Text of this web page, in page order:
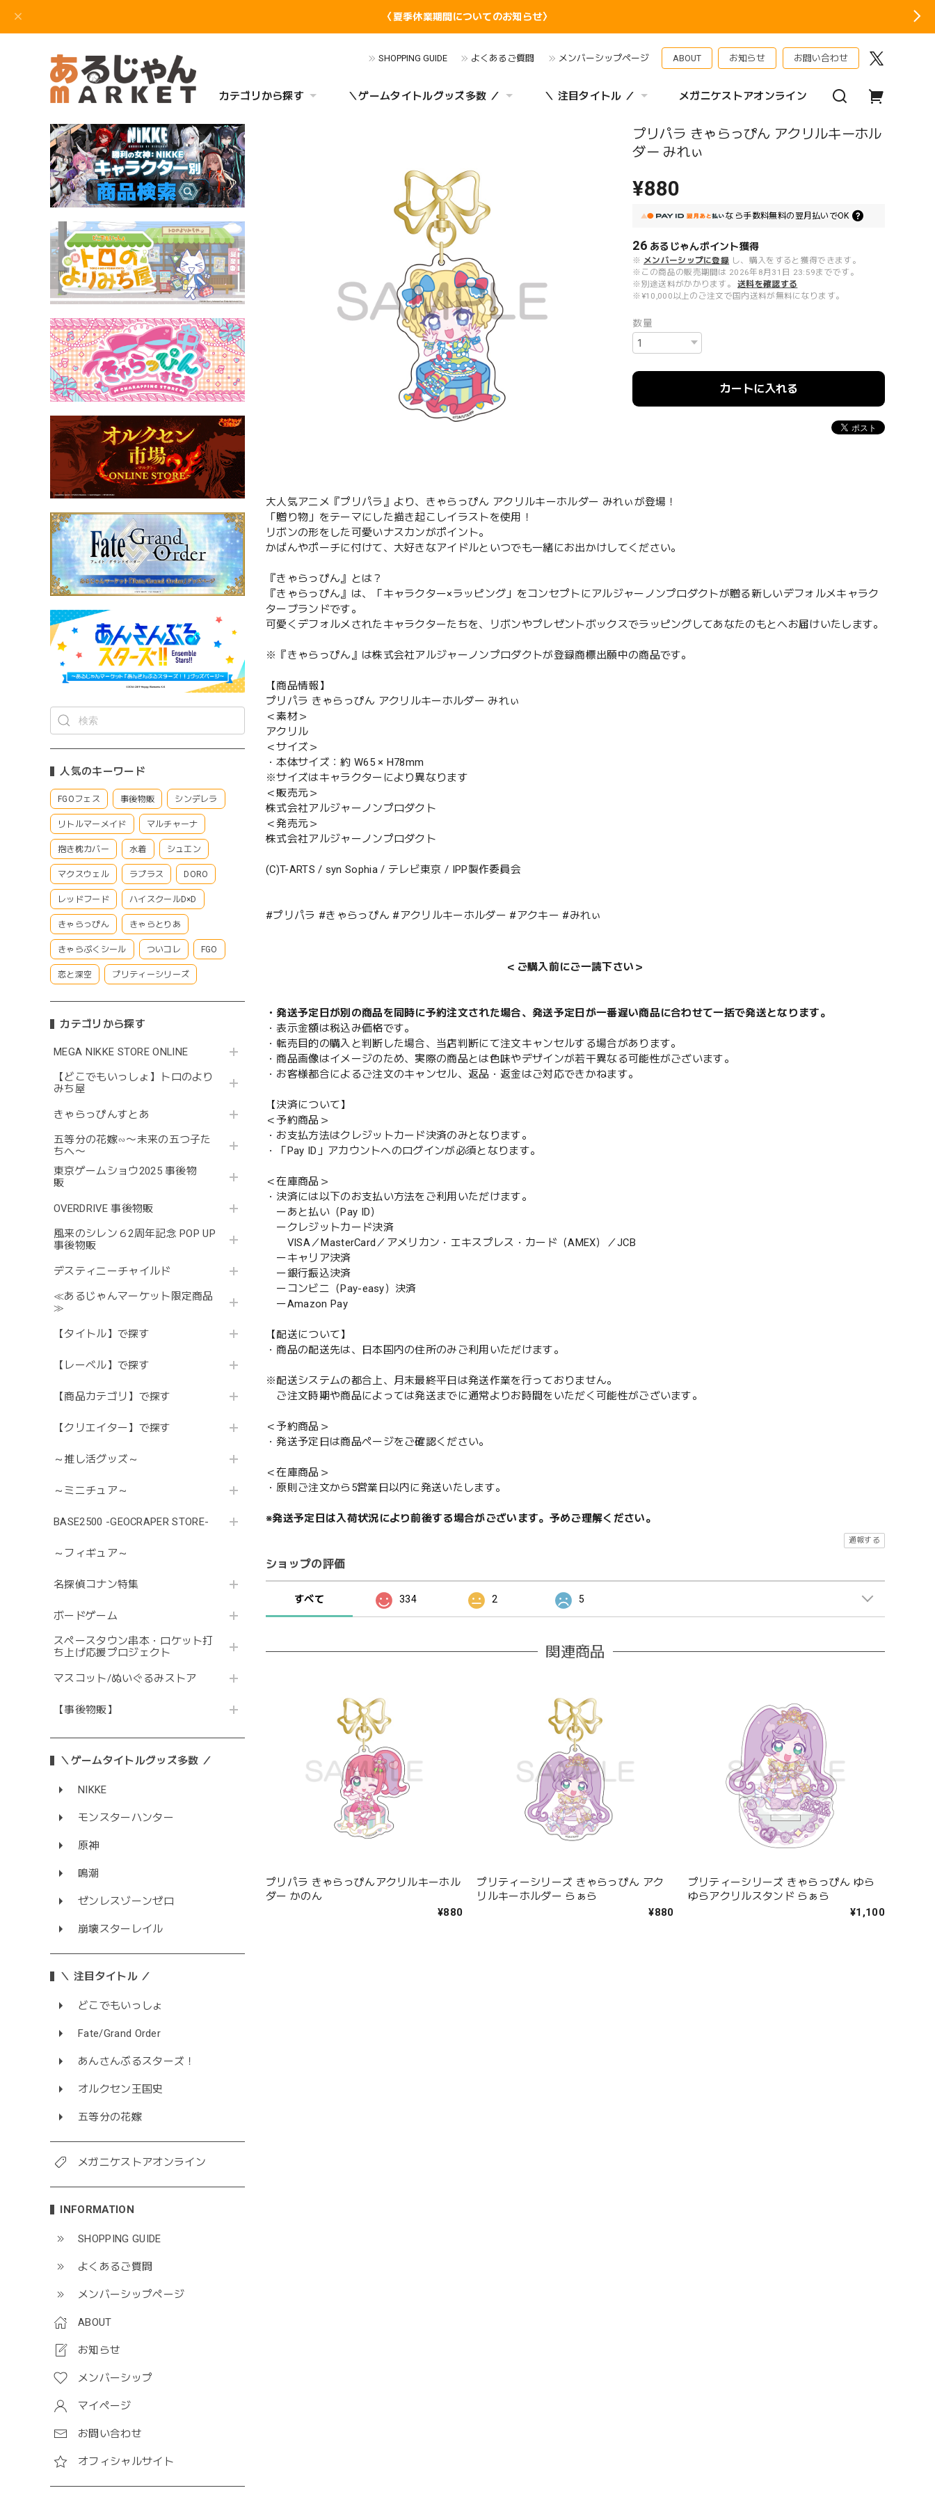
〈夏季休業期間についてのお知らせ〉
SHOPPING GUIDE よくあるご質問 メンバーシップページ ABOUT お知らせ お問い合わせ
カテゴリから探す ＼ゲームタイトルグッズ多数 ／ ＼ 注目タイトル ／ メガニケストアオンライン
人気のキーワード
FGOフェス 事後物販 シンデレラ
リトルマーメイド マルチャーナ
抱き枕カバー 水着 シュエン
マクスウェル ラプラス DORO
レッドフード ハイスクールD×D
きゃらっぴん きゃらとりあ
きゃらぷくシール ついコレ FGO
恋と深空 プリティーシリーズ
カテゴリから探す
MEGA NIKKE STORE ONLINE
【どこでもいっしょ】トロのより
みち屋
きゃらっぴんすとあ
五等分の花嫁∽〜未来の五つ子た
ちへ〜
東京ゲームショウ2025 事後物
販
OVERDRIVE 事後物販
風来のシレン６2周年記念 POP UP
事後物販
デスティニーチャイルド
≪あるじゃんマーケット限定商品
≫
【タイトル】で探す
【レーベル】で探す
【商品カテゴリ】で探す
【クリエイター】で探す
～推し活グッズ～
～ミニチュア～
BASE2500 -GEOCRAPER STORE-
～フィギュア～
名探偵コナン特集
ボードゲーム
スペースタウン串本・ロケット打
ち上げ応援プロジェクト
マスコット/ぬいぐるみストア
【事後物販】
＼ゲームタイトルグッズ多数 ／
NIKKE
モンスターハンター
原神
鳴潮
ゼンレスゾーンゼロ
崩壊スターレイル
＼ 注目タイトル ／
どこでもいっしょ
Fate/Grand Order
あんさんぶるスターズ！
オルクセン王国史
五等分の花嫁
メガニケストアオンライン
INFORMATION
SHOPPING GUIDE
よくあるご質問
メンバーシップページ
ABOUT
お知らせ
メンバーシップ
マイページ
お問い合わせ
オフィシャルサイト
プリパラ きゃらっぴん アクリルキーホル
ダー みれぃ
¥880
なら手数料無料の 翌月払いでOK
26 あるじゃんポイント獲得
※ メンバーシップに登録 し、購入をすると獲得できます。
※この商品の販売期間は 2026年8月31日 23:59までです。
※別途送料がかかります。
送料を確認する
※¥10,000以上のご注文で国内送料が無料になります。
数量
カートに入れる
大人気アニメ『プリパラ』より、きゃらっぴん アクリルキーホルダー みれぃが登場！
「贈り物」をテーマにした描き起こしイラストを使用！
リボンの形をした可愛いナスカンがポイント。
かばんやポーチに付けて、大好きなアイドルといつでも一緒にお出かけしてください。
『きゃらっぴん』とは？
『きゃらっぴん』は、「キャラクター×ラッピング」をコンセプトにアルジャーノンプロダクトが贈る新しいデフォルメキャラク
ターブランドです。
可愛くデフォルメされたキャラクターたちを、リボンやプレゼントボックスでラッピングしてあなたのもとへお届けいたします。
※『きゃらっぴん』は株式会社アルジャーノンプロダクトが登録商標出願中の商品です。
【商品情報】
プリパラ きゃらっぴん アクリルキーホルダー みれぃ
＜素材＞
アクリル
＜サイズ＞
・本体サイズ：約 W65 × H78mm
※サイズはキャラクターにより異なります
＜販売元＞
株式会社アルジャーノンプロダクト
＜発売元＞
株式会社アルジャーノンプロダクト
(C)T-ARTS / syn Sophia / テレビ東京 / IPP製作委員会
#プリパラ #きゃらっぴん #アクリルキーホルダー #アクキー #みれぃ
＜ご購入前にご一読下さい＞
・発送予定日が別の商品を同時に予約注文された場合、発送予定日が一番遅い商品に合わせて一括で発送となります。
・表示金額は税込み価格です。
・転売目的の購入と判断した場合、当店判断にて注文キャンセルする場合があります。
・商品画像はイメージのため、実際の商品とは色味やデザインが若干異なる可能性がございます。
・お客様都合によるご注文のキャンセル、返品・返金はご対応できかねます。
【決済について】
＜予約商品＞
・お支払方法はクレジットカード決済のみとなります。
・「Pay ID」アカウントへのログインが必須となります。
＜在庫商品＞
・決済には以下のお支払い方法をご利用いただけます。
ーあと払い（Pay ID）
ークレジットカード決済
VISA／MasterCard／アメリカン・エキスプレス・カード（AMEX）／JCB
ーキャリア決済
ー銀行振込決済
ーコンビニ（Pay-easy）決済
ーAmazon Pay
【配送について】
・商品の配送先は、日本国内の住所のみご利用いただけます。
※配送システムの都合上、月末最終平日は発送作業を行っておりません。
ご注文時期や商品によっては発送までに通常よりお時間をいただく可能性がございます。
＜予約商品＞
・発送予定日は商品ページをご確認ください。
＜在庫商品＞
・原則ご注文から5営業日以内に発送いたします。
※発送予定日は入荷状況により前後する場合がございます。予めご理解ください。
通報する
ショップの評価
すべて 334 2 5
関連商品
プリパラ きゃらっぴんアクリルキーホル
ダー かのん
¥880
プリティーシリーズ きゃらっぴん アク
リルキーホルダー らぁら
¥880
プリティーシリーズ きゃらっぴん ゆら
ゆらアクリルスタンド らぁら
¥1,100